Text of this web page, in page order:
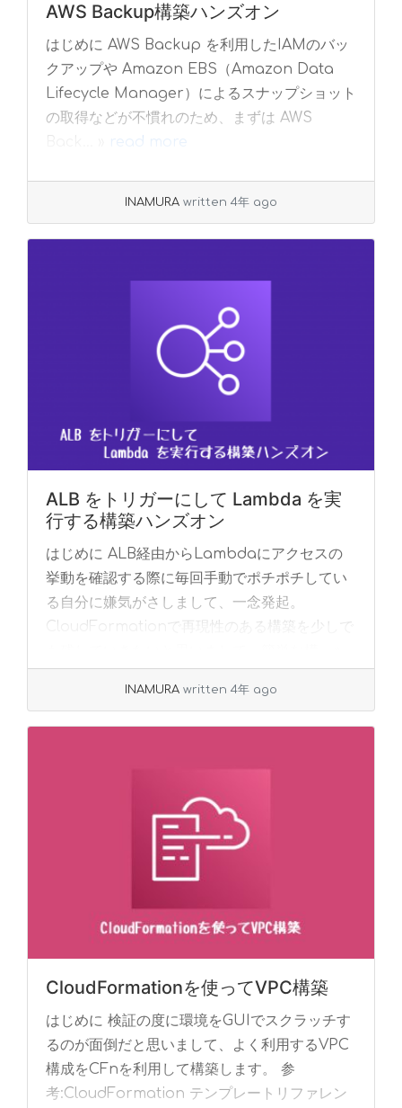
AWS Backup構築ハンズオン
はじめに AWS Backup を利用したIAMのバッ
クアップや Amazon EBS（Amazon Data
Lifecycle Manager）によるスナップショット
の取得などが不慣れのため、まずは AWS
read more
INAMURA written 4年 ago
ALB をトリガーにして Lambda を実
行する構築ハンズオン
はじめに ALB経由からLambdaにアクセスの
挙動を確認する際に毎回手動でポチポチしてい
る自分に嫌気がさしまして、一念発起。
CloudFormationで再現性のある構築を少しで
INAMURA written 4年 ago
CloudFormationを使ってVPC構築
はじめに 検証の度に環境をGUIでスクラッチす
るのが面倒だと思いまして、よく利用するVPC
構成をCFnを利用して構築します。 参
考:CloudFormation テンプレートリファレン